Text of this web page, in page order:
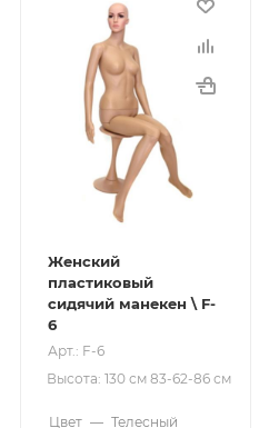
Женский
пластиковый
сидячий манекен \ F-
6
Арт.: F-6
Высота: 130 см 83-62-86 см
Цвет — Телесный